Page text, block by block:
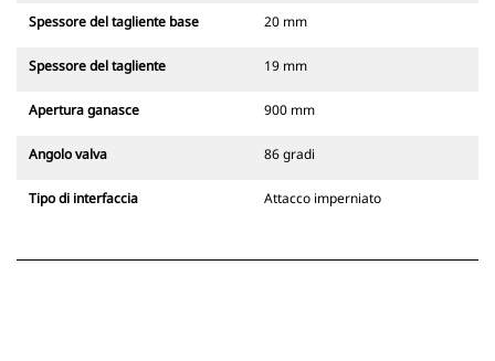
Spessore del tagliente base 20 mm
Spessore del tagliente 19 mm
Apertura ganasce 900 mm
Angolo valva 86 gradi
Tipo di interfaccia Attacco imperniato